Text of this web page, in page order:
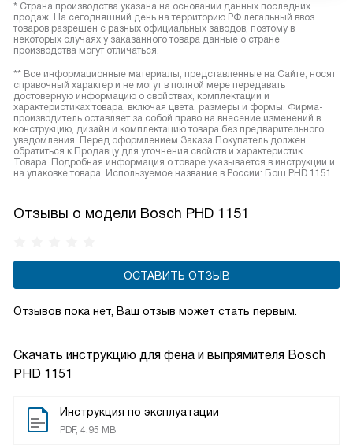
Скачать инструкцию для фена и выпрямителя Bosch
PHD 1151
Инструкция по эксплуатации
PDF, 4.95 MB
* Страна производства указана на основании данных последних
продаж. На сегодняшний день на территорию РФ легальный ввоз
товаров разрешен с разных официальных заводов, поэтому в
некоторых случаях у заказанного товара данные о стране
производства могут отличаться.
** Все информационные материалы, представленные на Сайте, носят
справочный характер и не могут в полной мере передавать
достоверную информацию о свойствах, комплектации и
характеристиках товара, включая цвета, размеры и формы. Фирма-
производитель оставляет за собой право на внесение изменений в
конструкцию, дизайн и комплектацию товара без предварительного
уведомления. Перед оформлением Заказа Покупатель должен
обратиться к Продавцу для уточнения свойств и характеристик
Товара. Подробная информация о товаре указывается в инструкции и
на упаковке товара. Используемое название в России: Бош PHD 1151
Отзывы о модели Bosch PHD 1151
ОСТАВИТЬ ОТЗЫВ
Отзывов пока нет, Ваш отзыв может стать первым.